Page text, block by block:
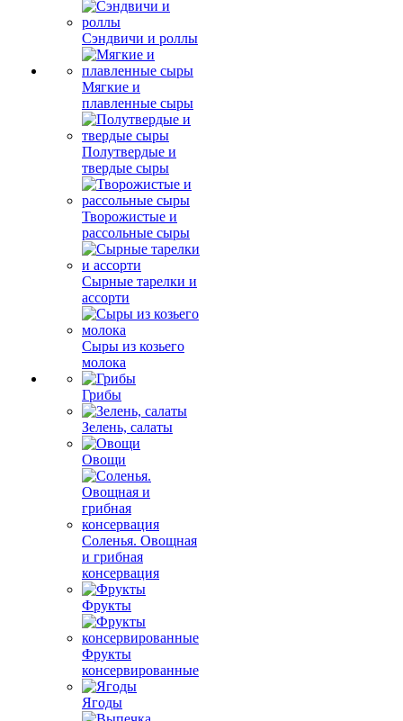
Сэндвичи и роллы
Мягкие и
плавленные сыры
Полутвердые и
твердые сыры
Творожистые и
рассольные сыры
Сырные тарелки и
ассорти
Сыры из козьего
молока
Грибы
Зелень, салаты
Овощи
Соленья. Овощная
и грибная
консервация
Фрукты
Фрукты
консервированные
Ягоды